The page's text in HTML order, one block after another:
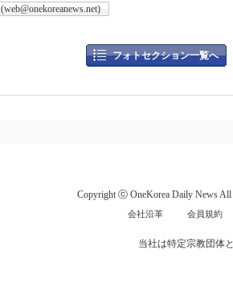
(web@onekoreanews.net)
フォトセクション一覧へ
Copyright ⓒ OneKorea Daily News All
会社沿革 会員規約
当社は特定宗教団体